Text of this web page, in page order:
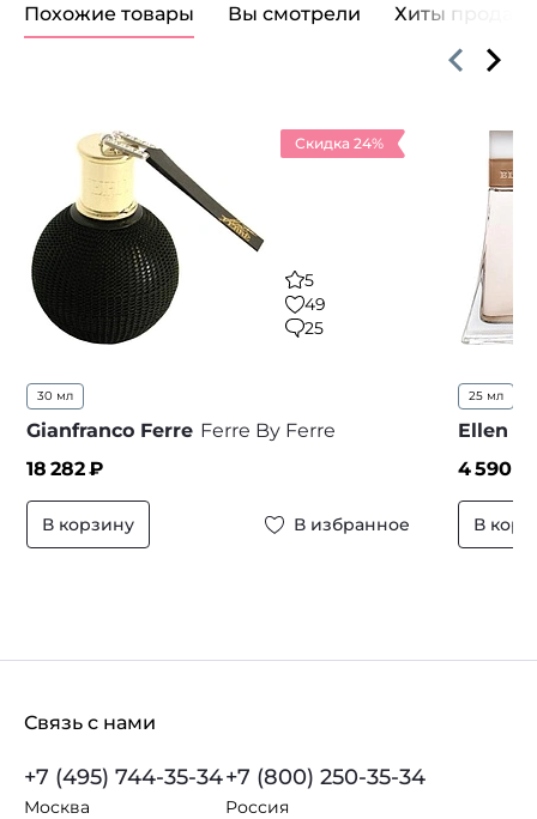
Похожие товары Вы смотрели Хиты продаж
Скидка 24%
5
49
25
30 мл
Gianfranco Ferre Ferre By Ferre
18 282₽
В корзину В избранное
25 мл
Ellen
4 590
В
Связь с нами
+7 (495) 744-35-34
Москва
+7 (800) 250-35-34
Россия